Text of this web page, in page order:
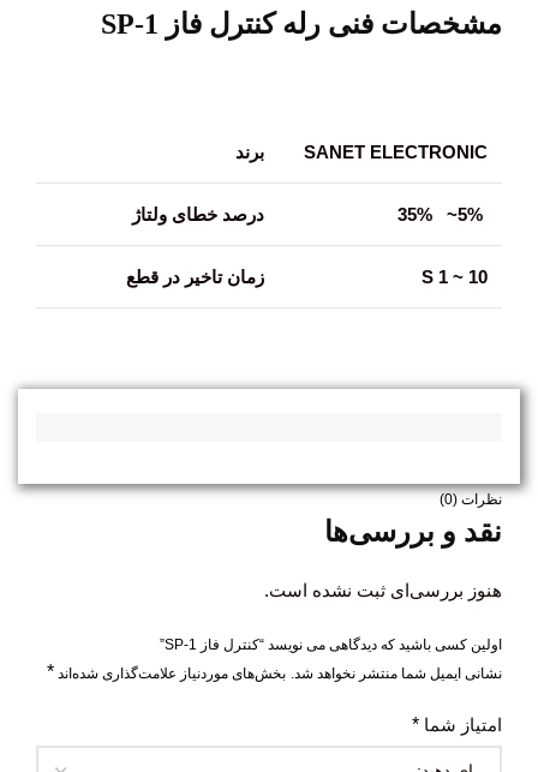
مشخصات فنی رله کنترل فاز SP-1
SANET ELECTRONIC برند
5%
~ درصد خطای ولتاژ
10 ~ 1 S زمان تاخیر در قطع
نظرات (0)
نقد و بررسی‌ها
هنوز بررسی‌ای ثبت نشده است.
اولین کسی باشید که دیدگاهی می نویسد “کنترل فاز SP-1”
نشانی ایمیل شما منتشر نخواهد شد. بخش‌های موردنیاز علامت‌گذاری شده‌اند *
امتیاز شما *